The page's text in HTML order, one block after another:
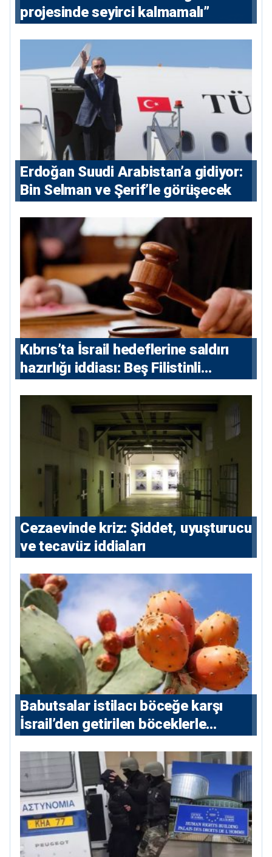
projesinde seyirci kalmamalı”
Erdoğan Suudi Arabistan’a gidiyor:
Bin Selman ve Şerif’le görüşecek
Kıbrıs’ta İsrail hedeflerine saldırı
hazırlığı iddiası: Beş Filistinli
Cezaevinde kriz: Şiddet, uyuşturucu
ve tecavüz iddiaları
Babutsalar istilacı böceğe karşı
İsrail’den getirilen böceklerle